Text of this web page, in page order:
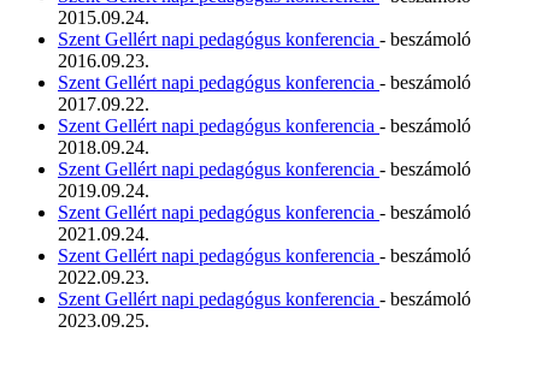
2015.09.24.
Szent Gellért napi pedagógus konferencia - beszámoló
2016.09.23.
Szent Gellért napi pedagógus konferencia - beszámoló
2017.09.22.
Szent Gellért napi pedagógus konferencia - beszámoló
2018.09.24.
Szent Gellért napi pedagógus konferencia - beszámoló
2019.09.24.
Szent Gellért napi pedagógus konferencia - beszámoló
2021.09.24.
Szent Gellért napi pedagógus konferencia - beszámoló
2022.09.23.
Szent Gellért napi pedagógus konferencia - beszámoló
2023.09.25.